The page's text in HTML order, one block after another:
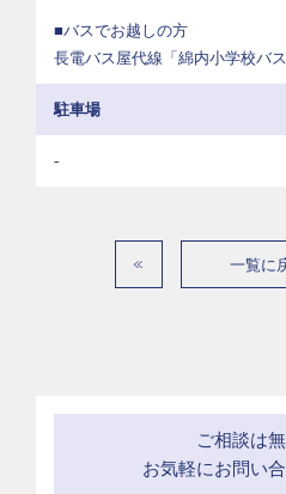
■バスでお越しの方
長電バス屋代線「綿内小学校バ
駐車場
-
一覧に
ご相談は
お気軽にお問い